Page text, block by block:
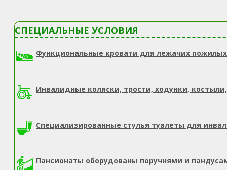
СПЕЦИАЛЬНЫЕ УСЛОВИЯ
Функциональные кровати для лежачих
Инвалидные коляски, трости, ходунки,
Специализированные стулья туалеты для
Пансионаты оборудованы поручнями и